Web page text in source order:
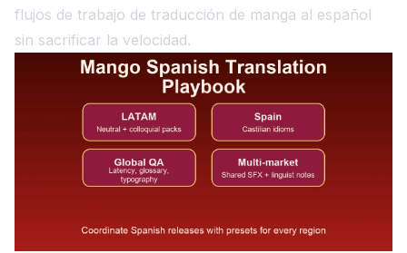
flujos de trabajo de traducción de manga al español
sin sacrificar la velocidad.